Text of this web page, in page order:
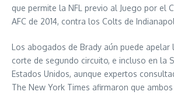
que permite la NFL previo al Juego por el
AFC de 2014, contra los Colts de
Los abogados de Brady aún puede apelar
corte de segundo circuito, e incluso en la
Estados Unidos, aunque expertos
The New York Times afirmaron que